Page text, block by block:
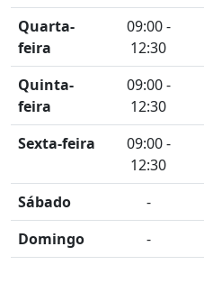
Quarta-
feira
09:00 -
12:30
Quinta-
feira
09:00 -
12:30
Sexta-feira
09:00 -
12:30
Sábado -
Domingo
-